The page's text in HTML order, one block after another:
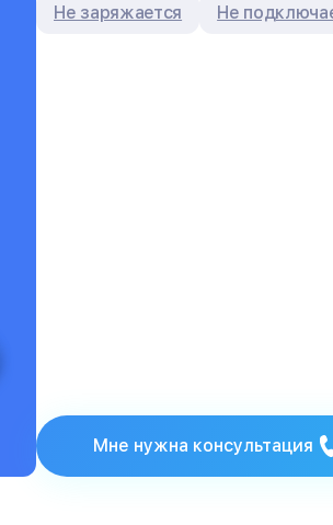
Не заряжается Не
Мне нужна консультация